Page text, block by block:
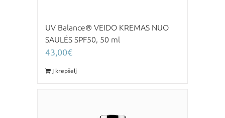
UV Balance® VEIDO KREMAS NUO
SAULĖS SPF50, 50 ml
43,00€
Į krepšelį